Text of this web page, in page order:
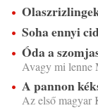
Soha ennyi
Óda a
Avagy mi lenne
A pannon
Az első magyar